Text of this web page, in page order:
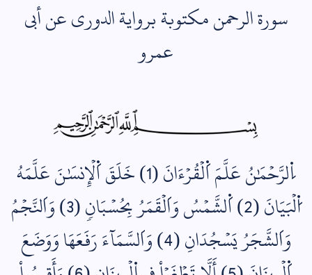
سورة الرحمن مكتوبة برواية الدوري عن أبي
عمرو
اِ۬لرَّحۡمَٰنُ عَلَّمَ اَ۬لۡقُرۡءَانَ (1) خَلَقَ اَ۬لۡإِنسَٰنَ عَلَّمَهُ
اُ۬لۡبَيَانَ (2) اَ۬لشَّمۡسُ وَاَلۡقَمَرُ بِحُسۡبَانٖ (3) وَاَلنَّجۡمُ
وَاَلشَّجَرُ يَسۡجُدَانِ (4) وَاَلسَّمَآءَ رَفَعَهَا وَوَضَعَ